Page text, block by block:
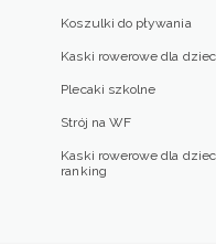
Koszulki do pływania
Kaski rowerowe dla
Plecaki szkolne
Strój na WF
Kaski rowerowe dla
ranking